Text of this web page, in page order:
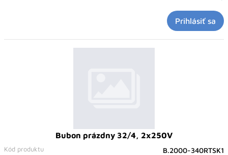
Prihlásiť sa
Bubon prázdny 32/4, 2x250V
Kód produktu B.2000-340RTSK1